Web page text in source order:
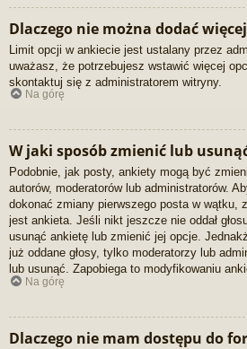
Dlaczego nie można dodać
Limit opcji w ankiecie jest ustalany przez
uważasz, że potrzebujesz wstawić więcej
skontaktuj się z administratorem witryny.
Na górę
W jaki sposób zmienić lub
Podobnie, jak posty, ankiety mogą być
autorów, moderatorów lub administratorów.
dokonać zmiany pierwszego posta w wątku,
jest ankieta. Jeśli nikt jeszcze nie oddał
usunąć ankietę lub zmienić jej opcje.
już oddane głosy, tylko moderatorzy lub
lub usunąć. Zapobiega to modyfikowaniu
Na górę
Dlaczego nie mam dostępu do